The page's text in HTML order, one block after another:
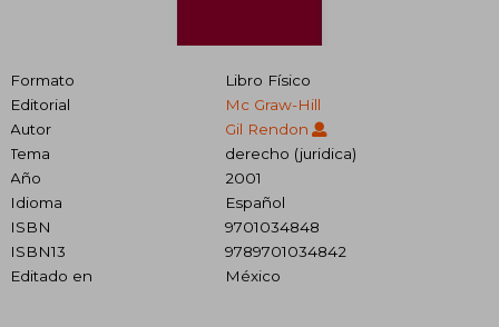
Formato
Libro Físico
Editorial
Mc Graw-Hill
Autor
Gil Rendon
Tema
derecho (juridica)
Año
2001
Idioma
Español
ISBN
9701034848
ISBN13
9789701034842
Editado en
México